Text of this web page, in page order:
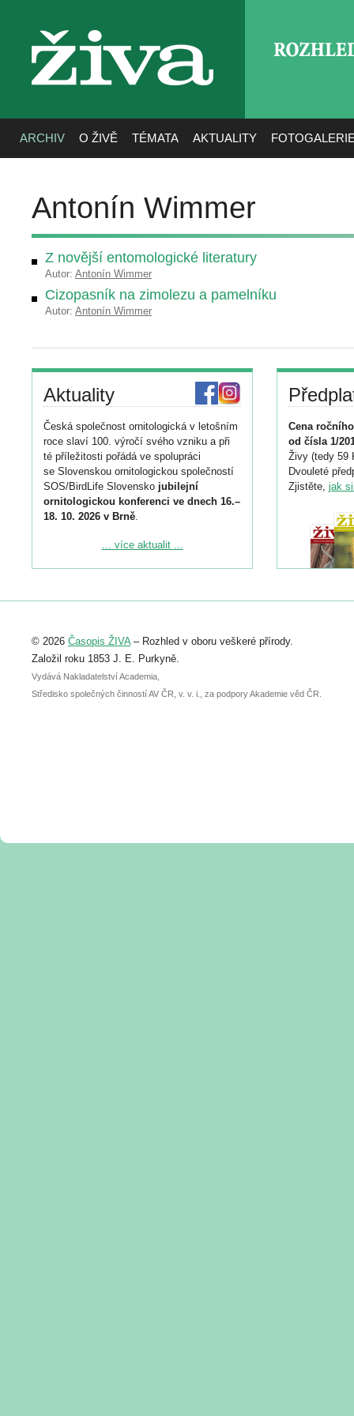
živa
ARCHIV O ŽIVĚ TÉMATA AKTUALITY
Antonín Wimmer
Z novější entomologické literatury
Autor: Antonín Wimmer
Cizopasník na zimolezu a pamelníku
Autor: Antonín Wimmer
Aktuality
Česká společnost ornitologická v letošním
roce slaví 100. výročí svého vzniku a při
té příležitosti pořádá ve spolupráci
se Slovenskou ornitologickou společností
SOS/BirdLife Slovensko jubilejní
ornitologickou konferenci ve dnech 16.–
18. 10. 2026 v Brně.
Podrobnější informace ke konferenci
Registrovat se můžete do 6. září.
abstraktu přihlášené přednášky nebo
posteru je už 30. června.
... více aktualit ...
Cena
od čísla 1/
Živy (tedy 59
Dvouleté
Zjistěte, jak
© 2026 Časopis ŽIVA– Rozhled v oboru veškeré přírody.
Založil roku 1853 J. E. Purkyně.
Vydává Nakladatelství Academia,
Středisko společných činností AV ČR, v. v. i., za podpory Akademie věd ČR.